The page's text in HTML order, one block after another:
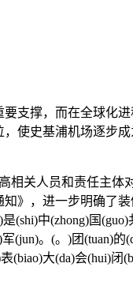
支撑，而在全球化
使史基浦机场逐步
关人员和责任主体
》，进一步明确了
中(zhong)国(guo)
(jun)。(。)团(tuan)的
(biao)大(da)会(hui)闭